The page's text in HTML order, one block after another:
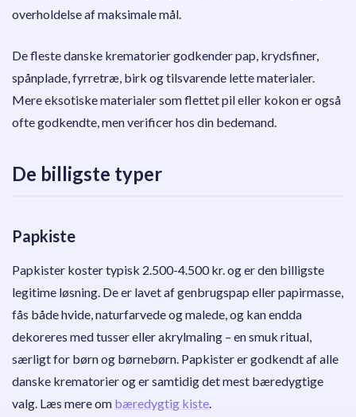
overholdelse af maksimale mål.
De fleste danske krematorier godkender pap, krydsfiner,
spånplade, fyrretræ, birk og tilsvarende lette materialer.
Mere eksotiske materialer som flettet pil eller kokon er også
ofte godkendte, men verificer hos din bedemand.
De billigste typer
Papkiste
Papkister koster typisk 2.500-4.500 kr. og er den billigste
legitime løsning. De er lavet af genbrugspap eller papirmasse,
fås både hvide, naturfarvede og malede, og kan endda
dekoreres med tusser eller akrylmaling – en smuk ritual,
særligt for børn og børnebørn. Papkister er godkendt af alle
danske krematorier og er samtidig det mest bæredygtige
valg. Læs mere om bæredygtig kiste